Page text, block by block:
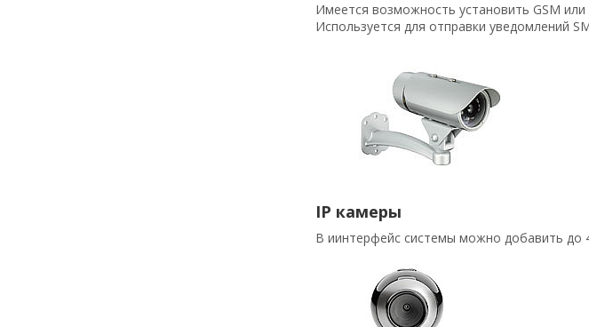
Имеется возможность установить GSM
Используется для отправки уведомлений
IP камеры
В иинтерфейс системы можно добавить до